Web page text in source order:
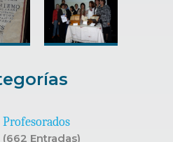
Profesorados
(662 Entradas)